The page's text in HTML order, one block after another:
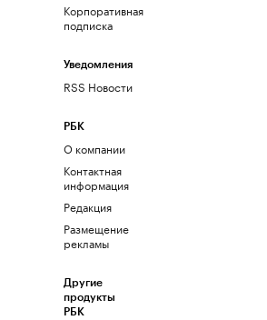
Корпоративная
подписка
Уведомления
RSS Новости
РБК
О компании
Контактная
информация
Редакция
Размещение
рекламы
Другие
продукты
РБК